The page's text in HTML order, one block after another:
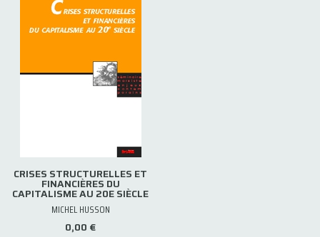
CRISES STRUCTURELLES ET
FINANCIÈRES DU
CAPITALISME AU 20E SIÈCLE
MICHEL HUSSON
0,00 €